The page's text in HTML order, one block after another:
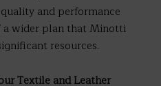
and performance
a wider plan that Minotti
resources.
Textile and Leather